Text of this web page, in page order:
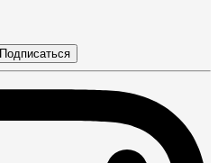
Подписаться